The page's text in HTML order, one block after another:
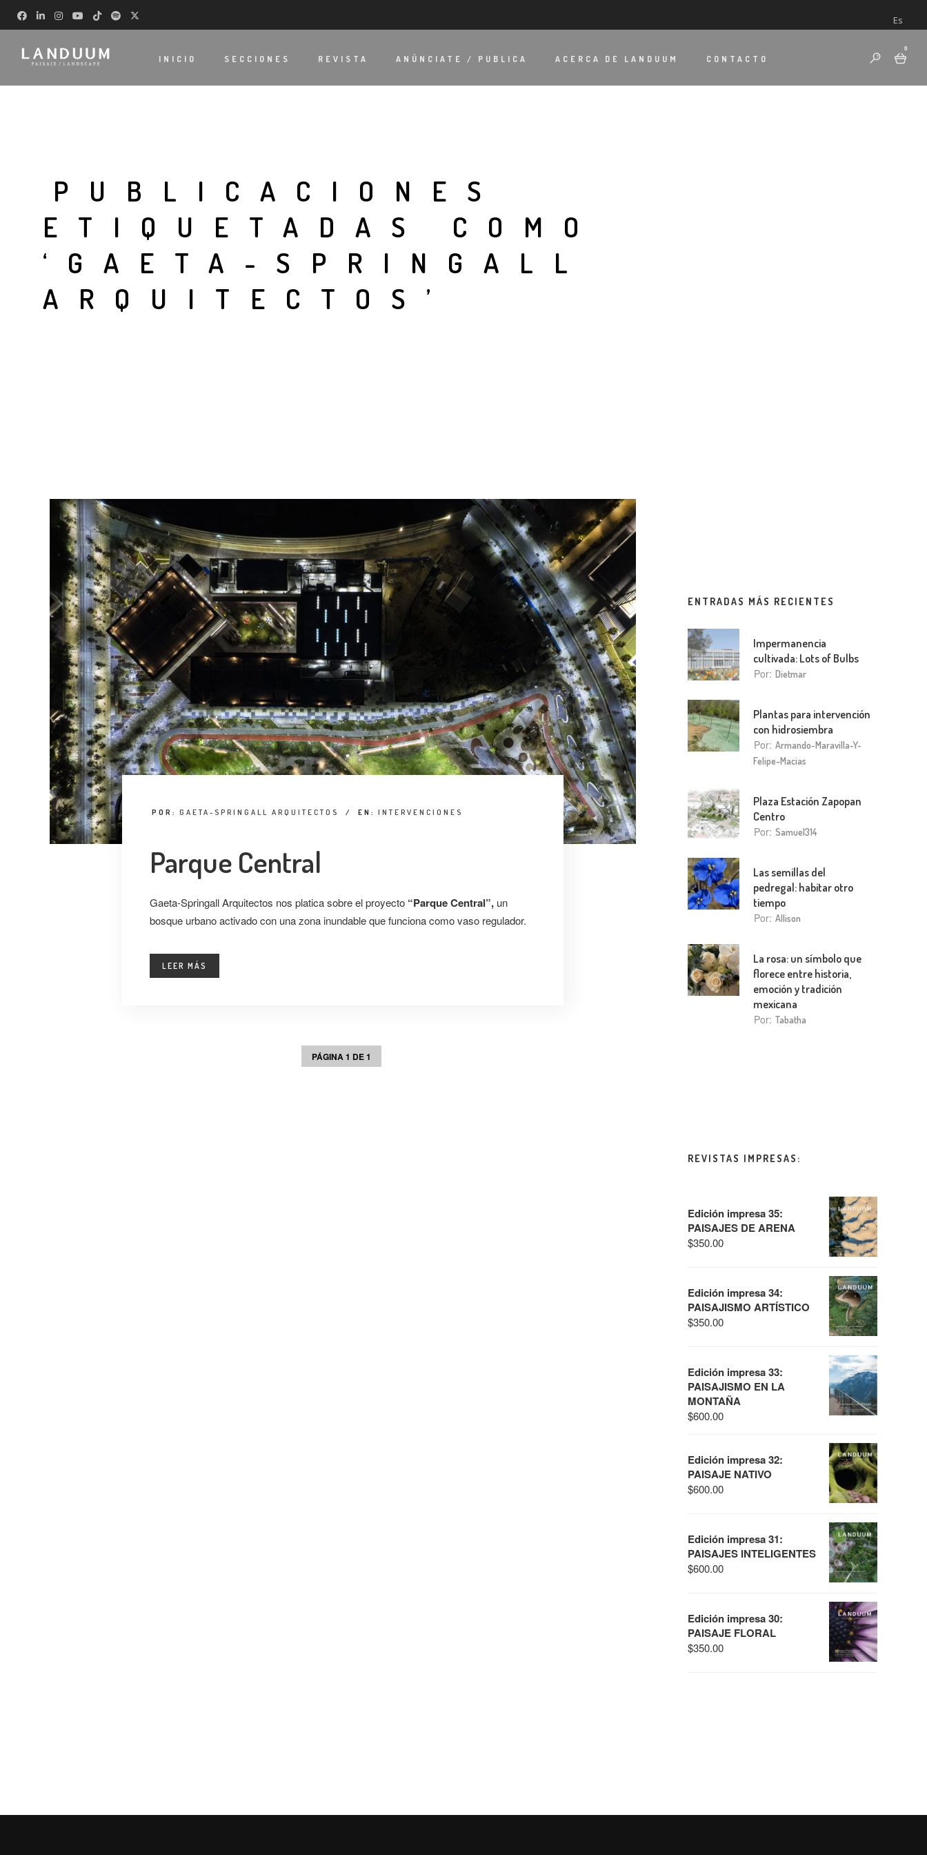
Es
INICIO SECCIONES REVISTA ANÚNCIATE / PUBLICA ACERCA DE LANDUUM CONTACTO
0
PUBLICACIONES
ETIQUETADAS COMO
‘GAETA-SPRINGALL
ARQUITECTOS’
POR: GAETA-SPRINGALL ARQUITECTOS / EN: INTERVENCIONES
Parque Central
Gaeta-Springall Arquitectos nos platica sobre el proyecto “Parque Central”, un
bosque urbano activado con una zona inundable que funciona como vaso regulador.
LEER MÁS
PÁGINA 1 DE 1
ENTRADAS MÁS RECIENTES
Impermanencia
cultivada: Lots of Bulbs
Por: Dietmar
Plantas para intervención
con hidrosiembra
Por: Armando-Maravilla-Y-
Felipe-Macias
Plaza Estación Zapopan
Centro
Por: Samuel314
Las semillas del
pedregal: habitar otro
tiempo
Por: Allison
La rosa: un símbolo que
florece entre historia,
emoción y tradición
mexicana
Por: Tabatha
REVISTAS IMPRESAS:
Edición impresa 35:
PAISAJES DE ARENA
$350.00
Edición impresa 34:
PAISAJISMO ARTÍSTICO
$350.00
Edición impresa 33:
PAISAJISMO EN LA
MONTAÑA
$600.00
Edición impresa 32:
PAISAJE NATIVO
$600.00
Edición impresa 31:
PAISAJES INTELIGENTES
$600.00
Edición impresa 30:
PAISAJE FLORAL
$350.00